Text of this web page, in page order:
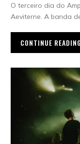
O terceiro dia do
Aeviterne. A banda
CONTINUE READING